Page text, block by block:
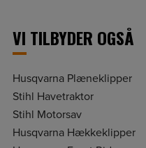
VI TILBYDER OGSÅ
Husqvarna Plæneklipper
Stihl Havetraktor
Stihl Motorsav
Husqvarna Hækkeklipper